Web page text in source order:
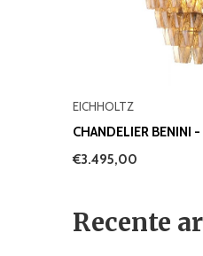
EICHHOLTZ
CHANDELIER BENINI -
€3.495,00
Recente